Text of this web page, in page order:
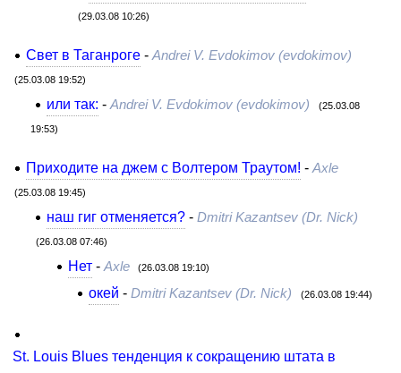
(29.03.08 10:26)
Свет в Таганроге- Andrei V. Evdokimov (evdokimov)
(25.03.08 19:52)
или так: -Andrei V. Evdokimov (evdokimov) (25.03.08
19:53)
Приходите на джем с Волтером Траутом! - Axle
(25.03.08 19:45)
наш гиг отменяется? -Dmitri Kazantsev (Dr. Nick)
(26.03.08 07:46)
Нет- Axle (26.03.08 19:10)
окей - Dmitri Kazantsev (Dr. Nick) (26.03.08 19:44)
St. Louis Blues тенденция к сокращению штата в